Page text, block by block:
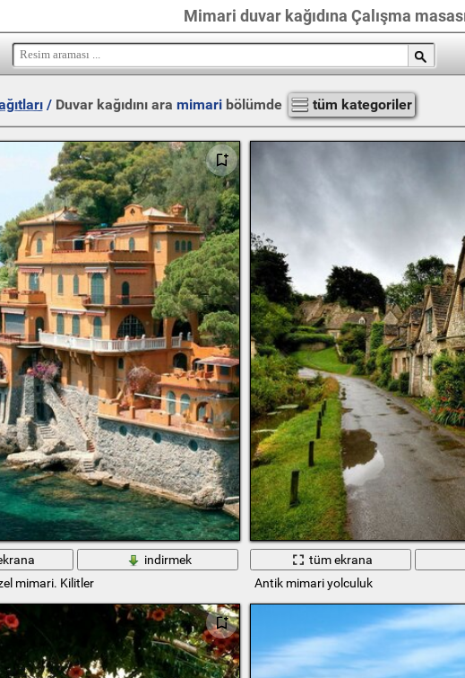
Mimari duvar kağıdına Çalışma
/ Duvar kağıdını ara mimaribölümde tüm kategoriler
indirmek
mimari. Kilitler
tüm ekrana
Antik mimari yolculuk